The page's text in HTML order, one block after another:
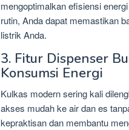
mengoptimalkan efisiensi
rutin, Anda dapat memastikan
listrik Anda.
3. Fitur Dispenser
Konsumsi Energi
Kulkas modern sering kali
akses mudah ke air dan es
kepraktisan dan membantu